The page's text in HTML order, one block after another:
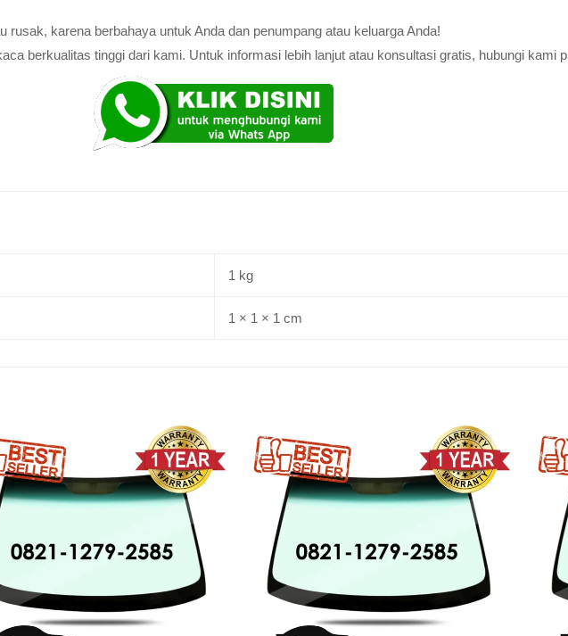
karena berbahaya untuk Anda dan penumpang atau keluarga Anda!
berkualitas tinggi dari kami. Untuk informasi lebih lanjut atau konsultasi gratis, hubungi kami
1 kg
1 × 1 × 1 cm